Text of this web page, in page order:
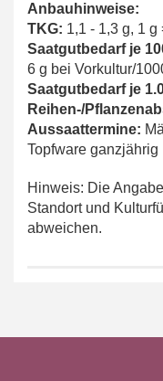
Anbauhinweise:
TKG: 1,1 - 1,3 g, 1 g
Saatgutbedarf je
6 g bei Vorkultur/
Saatgutbedarf je
Reihen-/
Aussaattermine:
Topfware ganzjährig
Hinweis: Die
Standort und
abweichen.